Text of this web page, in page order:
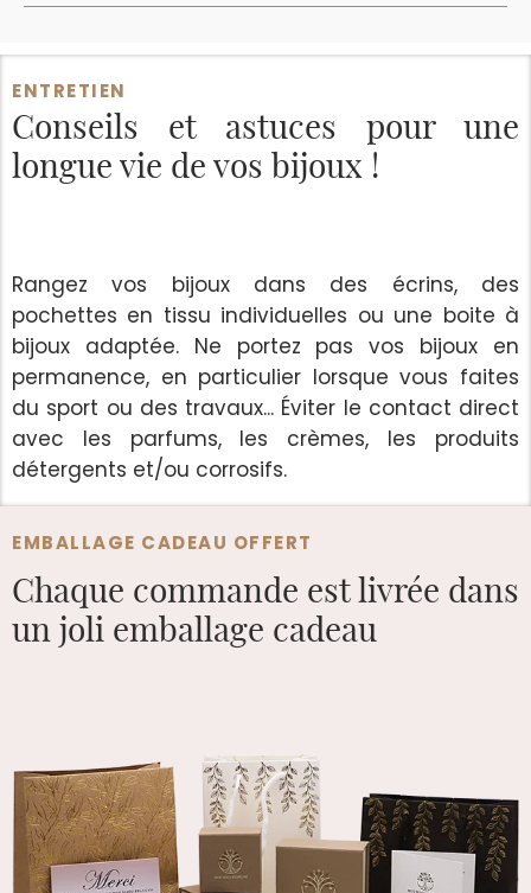
EMBALLAGE CADEAU OFFERT
Chaque commande est livrée dans
un joli emballage cadeau
ENTRETIEN
Conseils et astuces pour une
longue vie de vos bijoux !
Rangez vos bijoux dans des écrins, des
pochettes en tissu individuelles ou une boite à
bijoux adaptée. Ne portez pas vos bijoux en
permanence, en particulier lorsque vous faites
du sport ou des travaux... Éviter le contact direct
avec les parfums, les crèmes, les produits
détergents et/ou corrosifs.